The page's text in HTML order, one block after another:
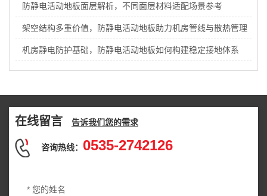
防静电活动地板面层解析，不同面层材料适配场景参考
架空结构多重价值，防静电活动地板助力机房管线与散热管理
机房静电防护基础，防静电活动地板如何构建稳定接地体系
在线留言 告诉我们您的需求
咨询热线： 0535-2742126